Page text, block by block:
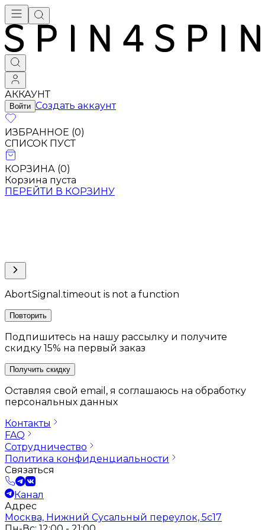
АККАУНТ
Войти Создать аккаунт
ИЗБРАННОЕ (0)
СПИСОК ПУСТ
КОРЗИНА (0)
Корзина пуста
ПЕРЕЙТИ В КОРЗИНУ
AbortSignal.timeout is not a function
Повторить
Подпишитесь на нашу рассылку и получите
скидку 15% на первый заказ
Получить скидку
Оставляя свой email, я соглашаюсь на обработку
персональных данных
Контакты
FAQ
Сотрудничество
Политика конфиденциальности
Связаться
Канал
Адрес
Москва, Нижний Сусальный переулок, 5с17